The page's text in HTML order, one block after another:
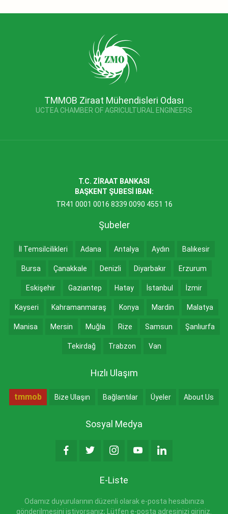
TMMOB Ziraat Mühendisleri Odası
UCTEA CHAMBER OF AGRICULTURAL ENGINEERS
T.C. ZİRAAT BANKASI
BAŞKENT ŞUBESİ IBAN:
TR41 0001 0016 8339 0090 4551 16
Şubeler
İl Temsilcilikleri Adana Antalya Aydın Balıkesir
Bursa Çanakkale Denizli Diyarbakır Erzurum
Eskişehir Gaziantep Hatay İstanbul İzmir
Kayseri Kahramanmaraş Konya Mardin Malatya
Manisa Mersin Muğla Rize Samsun Şanlıurfa
Tekirdağ Trabzon Van
Hızlı Ulaşım
tmmob Bize Ulaşın Bağlantılar Üyeler About Us
Sosyal Medya
E-Liste
Odamız duyurularının düzenli olarak e-posta hesabınıza
gönderilmesini istiyorsanız; Lütfen e-posta adresinizi giriniz.